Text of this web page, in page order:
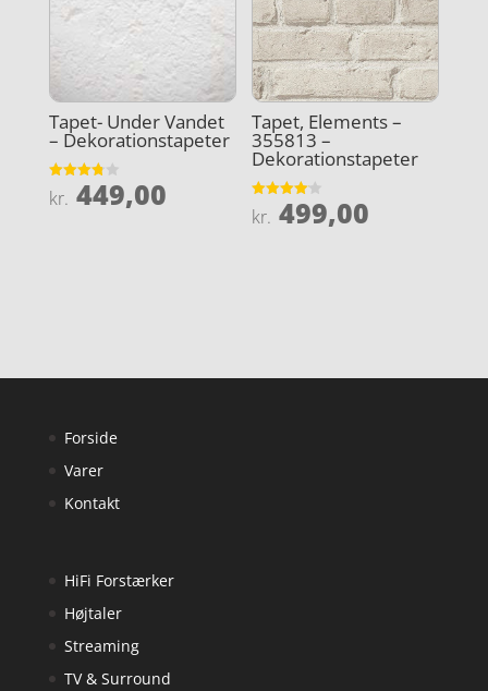
Tapet- Under Vandet
– Dekorationstapeter
Vurderet
3.8
kr. 449,00
Tapet, Elements –
355813 –
Dekorationstapeter
Vurderet
4.1
kr. 499,00
Forside
Varer
Kontakt
HiFi Forstærker
Højtaler
Streaming
TV & Surround